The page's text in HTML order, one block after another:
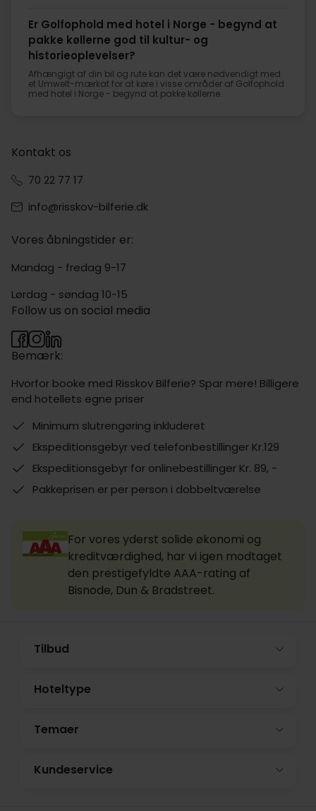
Er Golfophold med hotel i Norge - begynd at
pakke køllerne god til kultur- og
historieoplevelser?
Afhængigt af din bil og rute kan det være nødvendigt med
et Umwelt-mærkat for at køre i visse områder af Golfophold
med hotel i Norge - begynd at pakke køllerne.
Kontakt os
70 22 77 17
info@risskov-bilferie.dk
Vores åbningstider er:
Mandag - fredag 9-17
Lørdag - søndag 10-15
Bemærk:
Hvorfor booke med Risskov Bilferie? Spar mere! Billigere
end hotellets egne priser
Minimum slutrengøring inkluderet
Ekspeditionsgebyr ved telefonbestillinger Kr.129
Ekspeditionsgebyr for onlinebestillinger Kr. 89, -
Pakkeprisen er per person i dobbeltværelse
Follow us on social media
For vores yderst solide økonomi og
kreditværdighed, har vi igen modtaget
den prestigefyldte AAA-rating af
Bisnode, Dun & Bradstreet.
Tilbud
Hoteltype
Temaer
Kundeservice